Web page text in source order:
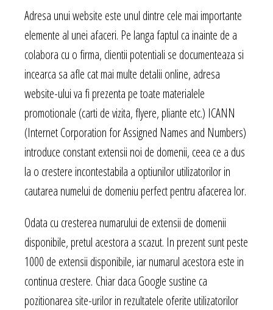
Adresa unui website este unul dintre cele mai importante
elemente al unei afaceri. Pe langa faptul ca inainte de a
colabora cu o firma, clientii potentiali se documenteaza si
incearca sa afle cat mai multe detalii online, adresa
website-ului va fi prezenta pe toate materialele
promotionale (carti de vizita, flyere, pliante etc.) ICANN
(Internet Corporation for Assigned Names and Numbers)
introduce constant extensii noi de domenii, ceea ce a dus
la o crestere incontestabila a optiunilor utilizatorilor in
cautarea numelui de domeniu perfect pentru afacerea lor.
Odata cu cresterea numarului de extensii de domenii
disponibile, pretul acestora a scazut. In prezent sunt peste
1000 de extensii disponibile, iar numarul acestora este in
continua crestere. Chiar daca Google sustine ca
pozitionarea site-urilor in rezultatele oferite utilizatorilor